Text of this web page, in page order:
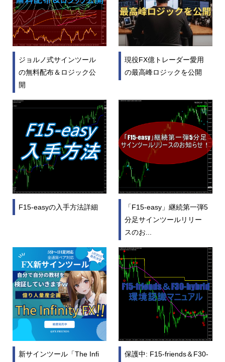
ジョルノ式サインツール
の無料配布＆ロジック公
開
現役FX億トレーダー愛用
の最高峰ロジックを公開
F15-easyの入手方法詳細
「F15-easy」継続第一弾5
分足サインツールリリー
スのお...
新サインツール「The Infi
保護中: F15-friends＆F30-